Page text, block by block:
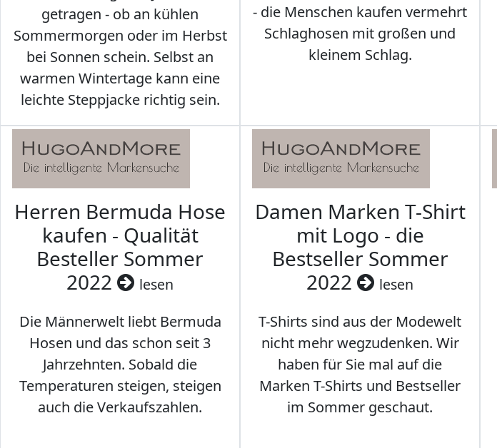
getragen - ob an kühlen
Sommermorgen oder im Herbst
bei Sonnen schein. Selbst an
warmen Wintertage kann eine
leichte Steppjacke richtig sein.
- die Menschen kaufen vermehrt
Schlaghosen mit großen und
kleinem Schlag.
Herren Bermuda Hose
kaufen - Qualität
Besteller Sommer
2022
lesen
Die Männerwelt liebt Bermuda
Hosen und das schon seit 3
Jahrzehnten. Sobald die
Temperaturen steigen, steigen
auch die Verkaufszahlen.
Damen Marken T-Shirt
mit Logo - die
Bestseller Sommer
2022
lesen
T-Shirts sind aus der Modewelt
nicht mehr wegzudenken. Wir
haben für Sie mal auf die
Marken T-Shirts und Bestseller
im Sommer geschaut.